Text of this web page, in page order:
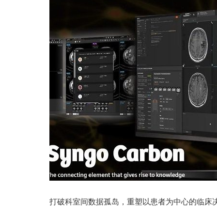
打破科室间数据孤岛，重塑以患者为中心的临床